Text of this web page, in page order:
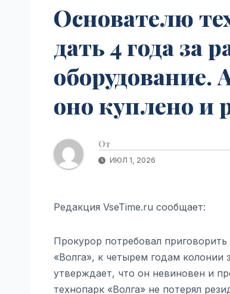
Основателю
дать 4 года за
оно куплено и
От
ИЮЛ 1, 2026
Редакция VseTime.ru сообщает:
Прокурор потребовал
«Волга», к четырем годам колонии
утверждает, что он невиновен и
технопарк «Волга» не потерял